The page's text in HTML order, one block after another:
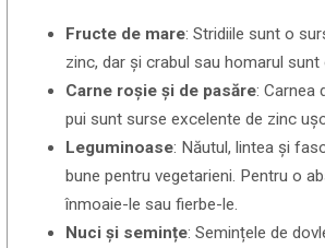
Fructe de mare: Stridiile sunt o
zinc, dar și crabul sau homarul sunt
Carne roșie și de pasăre: Carnea
pui sunt surse excelente de zinc
Leguminoase: Năutul, lintea și
bune pentru vegetarieni. Pentru o
înmoaie-le sau fierbe-le.
Nuci și semințe: Semințele de